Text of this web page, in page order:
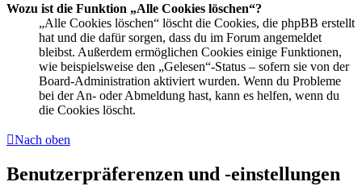
Wozu ist die Funktion „Alle Cookies löschen“?
„Alle Cookies löschen“ löscht die Cookies, die phpBB erstellt
hat und die dafür sorgen, dass du im Forum angemeldet
bleibst. Außerdem ermöglichen Cookies einige Funktionen,
wie beispielsweise den „Gelesen“-Status – sofern sie von der
Board-Administration aktiviert wurden. Wenn du Probleme
bei der An- oder Abmeldung hast, kann es helfen, wenn du
die Cookies löscht.
Nach oben
Benutzerpräferenzen und -einstellungen